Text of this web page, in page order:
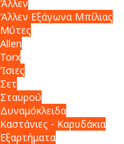
Άλλεν
Άλλεν Εξάγωνα Μπίλιας
Μύτες
Allen
Torx
Ίσιες
Σετ
Σταυρού
Δυναμόκλειδα
Καστάνιες - Καρυδάκια
Εξαρτήματα